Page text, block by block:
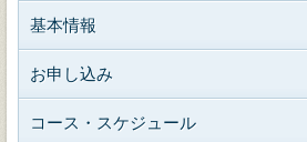
基本情報
お申し込み
コース・スケジュール